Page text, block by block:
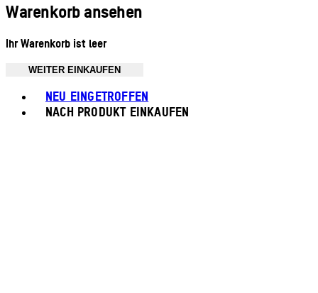
Warenkorb ansehen
Ihr Warenkorb ist leer
WEITER EINKAUFEN
NEU EINGETROFFEN
NACH PRODUKT EINKAUFEN